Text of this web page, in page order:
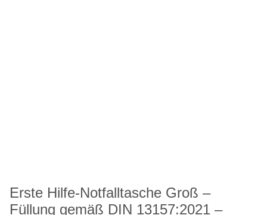
Erste Hilfe-Notfalltasche Groß –
Füllung gemäß DIN 13157:2021 –